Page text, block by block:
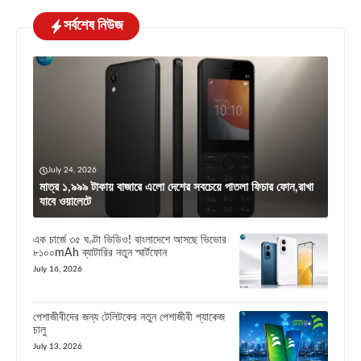
সর্বশেষ নিউজ
July 24, 2026
মাত্র ১,৯৯৯ টাকায় বাজারে এলো দেশের সবচেয়ে পাতলা ফিচার ফোন,রাখা
যাবে ওয়ালেটে
এক চার্জে ৩৫ ঘণ্টা ভিডিও! বাংলাদেশে আসছে ভিভোর
৮১০০mAh ব্যাটারির নতুন স্মার্টফোন
July 16, 2026
পেশাজীবীদের জন্য টেলিটকের নতুন পেশাজীবী প্যাকেজ
চালু
July 13, 2026